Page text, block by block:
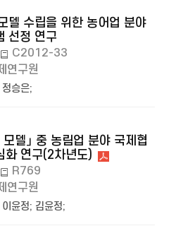
델 수립을 위한 농어업 분야
선정 연구
C2012-33
연구원
정승은;
모델」 중 농림업 분야 국제협
화 연구(2차년도)
R769
연구원
이윤정; 김윤정;